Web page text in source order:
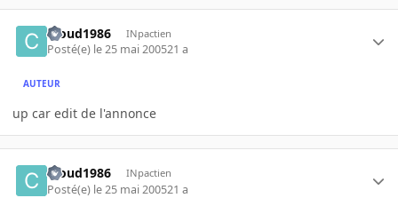
Cloud1986 INpactien
Posté(e) le 25 mai 200521 a
AUTEUR
up car edit de l'annonce
Cloud1986 INpactien
Posté(e) le 25 mai 200521 a